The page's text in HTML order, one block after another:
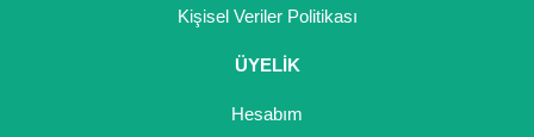
Kişisel Veriler Politikası
ÜYELİK
Hesabım